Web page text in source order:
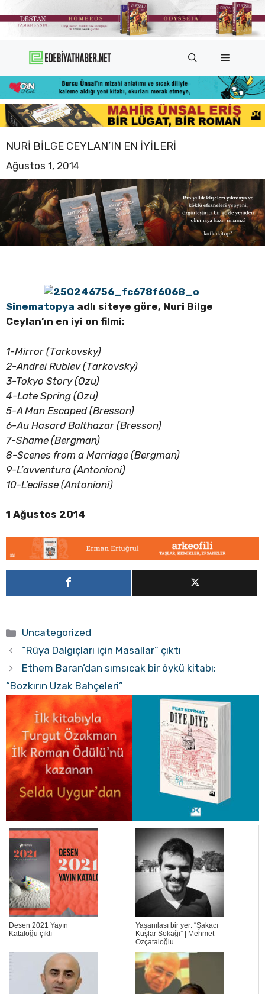
atla
Menü
NURI BILGE CEYLAN’IN EN IYILERI
Ağustos 1, 2014
Sinematopya adlı siteye göre, Nuri Bilge
Ceylan’ın en iyi on filmi:
1-Mirror (Tarkovsky)
2-Andrei Rublev (Tarkovsky)
3-Tokyo Story (Ozu)
4-Late Spring (Ozu)
5-A Man Escaped (Bresson)
6-Au Hasard Balthazar (Bresson)
7-Shame (Bergman)
8-Scenes from a Marriage (Bergman)
9-L’avventura (Antonioni)
10-L’eclisse (Antonioni)
1 Ağustos 2014
Kategoriler
Uncategorized
“Rüya Dalgıçları için Masallar” çıktı
Ethem Baran’dan sımsıcak bir öykü kitabı:
“Bozkırın Uzak Bahçeleri”
Desen 2021 Yayın
Kataloğu çıktı
Yaşanılası bir yer: “Şakacı
Kuşlar Sokağı” | Mehmet
Özçataloğlu